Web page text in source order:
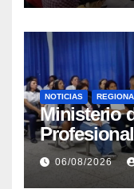
NOTICIAS
Ministerio
06/08/2026